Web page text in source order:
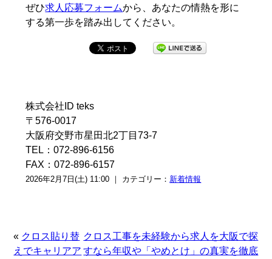
ぜひ求人応募フォームから、あなたの情熱を形に
する第一歩を踏み出してください。
株式会社ID teks
〒576-0017
大阪府交野市星田北2丁目73-7
TEL：072-896-6156
FAX：072-896-6157
2026年2月7日(土) 11:00 ｜ カテゴリー： 新着情報
« クロス貼り替
えでキャリアア
クロス工事を未経験から求人を大阪で探
すなら年収や「やめとけ」の真実を徹底